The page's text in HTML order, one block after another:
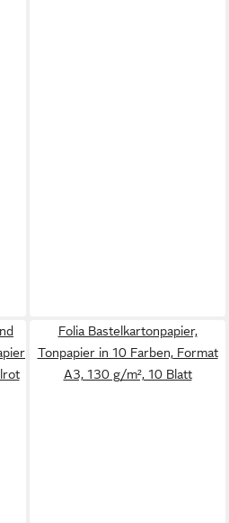
Folia Bastelkartonpapier,
Tonpapier in 10 Farben, Format
A3, 130 g/m², 10 Blatt